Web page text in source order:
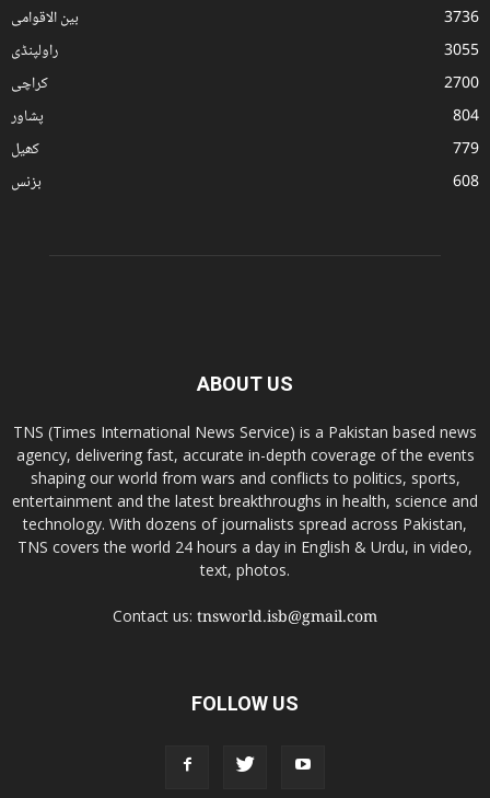
بین الاقوامی
3736
راولپنڈی
3055
کراچی
2700
پشاور
804
کھیل
779
بزنس
608
ABOUT US
TNS (Times International News Service) is a Pakistan based news
agency, delivering fast, accurate in-depth coverage of the events
shaping our world from wars and conflicts to politics, sports,
entertainment and the latest breakthroughs in health, science and
technology. With dozens of journalists spread across Pakistan,
TNS covers the world 24 hours a day in English & Urdu, in video,
text, photos.
Contact us: tnsworld.isb@gmail.com
FOLLOW US